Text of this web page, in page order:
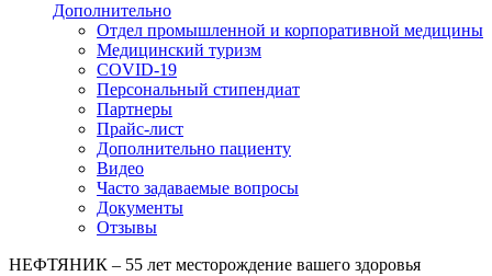
Дополнительно
Отдел промышленной и корпоративной медицины
Медицинский туризм
COVID-19
Персональный стипендиат
Партнеры
Прайс-лист
Дополнительно пациенту
Видео
Часто задаваемые вопросы
Документы
Отзывы
НЕФТЯНИК – 55 лет месторождение вашего здоровья